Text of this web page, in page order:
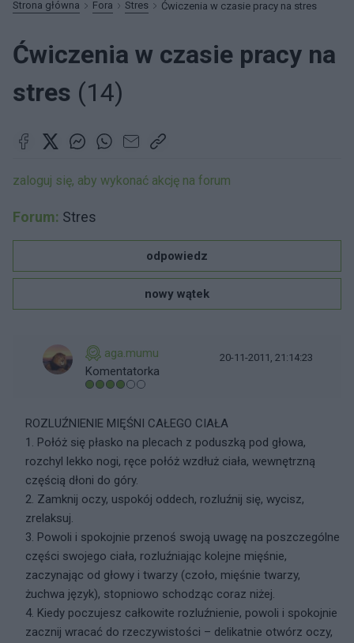
Strona główna Fora Stres Ćwiczenia w czasie pracy na stres
Ćwiczenia w czasie pracy na
stres (14)
zaloguj się, aby wykonać akcję na forum
Forum: Stres
odpowiedz
nowy wątek
aga.mumu
Komentatorka
20-11-2011, 21:14:23
ROZLUŹNIENIE MIĘŚNI CAŁEGO CIAŁA
1. Połóż się płasko na plecach z poduszką pod głowa,
rozchyl lekko nogi, ręce połóż wzdłuż ciała, wewnętrzną
częścią dłoni do góry.
2. Zamknij oczy, uspokój oddech, rozluźnij się, wycisz,
zrelaksuj.
3. Powoli i spokojnie przenoś swoją uwagę na poszczególne
części swojego ciała, rozluźniając kolejne mięśnie,
zaczynając od głowy i twarzy (czoło, mięśnie twarzy,
żuchwa język), stopniowo schodząc coraz niżej.
4. Kiedy poczujesz całkowite rozluźnienie, powoli i spokojnie
zacznij wracać do rzeczywistości – delikatnie otwórz oczy,